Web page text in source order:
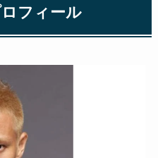
フィール